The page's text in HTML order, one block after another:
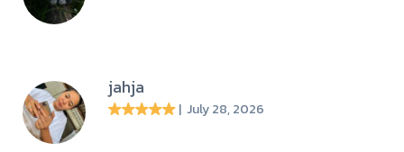
jahja
| July 28, 2026